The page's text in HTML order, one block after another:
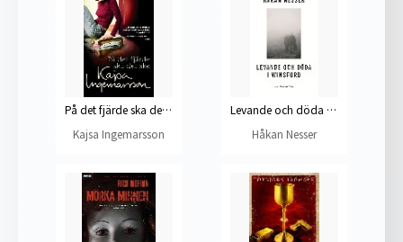
På det fjärde ska det ske
Kajsa Ingemarsson
Levande och döda i Winsford
Håkan Nesser